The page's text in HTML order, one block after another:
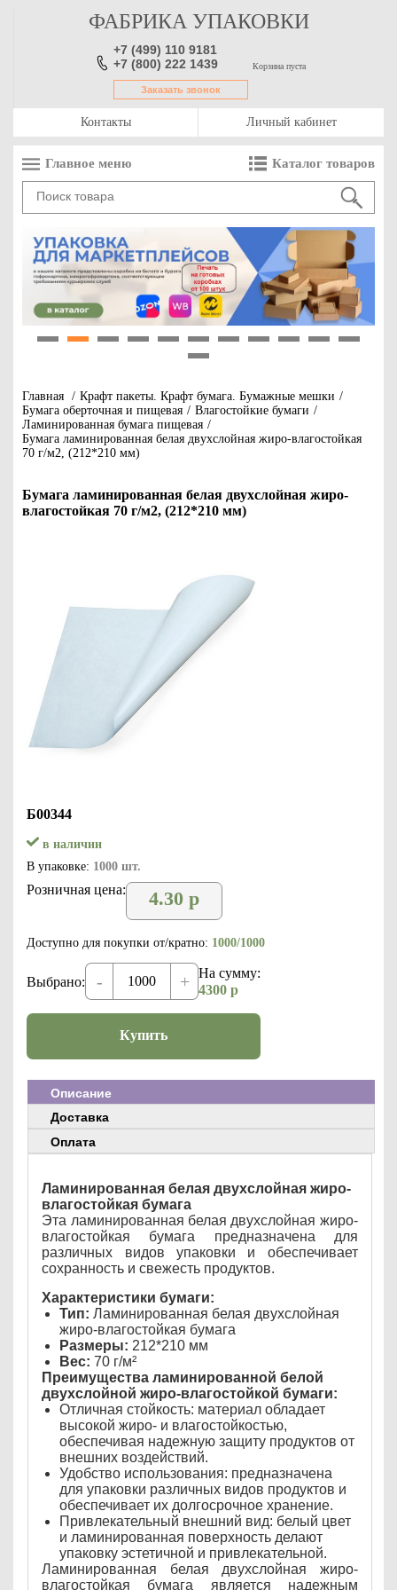
ФАБРИКА УПАКОВКИ
+7 (499) 110 9181
+7 (800) 222 1439
Заказать звонок
Корзина пуста
Контакты Личный кабинет
Главное меню Каталог товаров
Главная / Крафт пакеты. Крафт бумага. Бумажные мешки /
Бумага оберточная и пищевая / Влагостойкие бумаги /
Ламинированная бумага пищевая /
Бумага ламинированная белая двухслойная жиро-влагостойкая
70 г/м2, (212*210 мм)
Бумага ламинированная белая двухслойная жиро-
влагостойкая 70 г/м2, (212*210 мм)
Б00344
в наличии
В упаковке: 1000 шт.
Розничная цена: 4.30 р
Доступно для покупки от/кратно: 1000/1000
Выбрано: - +
На сумму:
4300 р
Купить
Описание
Доставка
Оплата
Ламинированная белая двухслойная жиро-
влагостойкая бумага
Эта ламинированная белая двухслойная жиро-
влагостойкая бумага предназначена для
различных видов упаковки и обеспечивает
сохранность и свежесть продуктов.
Характеристики бумаги:
Тип: Ламинированная белая двухслойная
жиро-влагостойкая бумага
Размеры: 212*210 мм
Вес: 70 г/м²
Преимущества ламинированной белой
двухслойной жиро-влагостойкой бумаги:
Отличная стойкость: материал обладает
высокой жиро- и влагостойкостью,
обеспечивая надежную защиту продуктов от
внешних воздействий.
Удобство использования: предназначена
для упаковки различных видов продуктов и
обеспечивает их долгосрочное хранение.
Привлекательный внешний вид: белый цвет
и ламинированная поверхность делают
упаковку эстетичной и привлекательной.
Ламинированная белая двухслойная жиро-
влагостойкая бумага является надежным